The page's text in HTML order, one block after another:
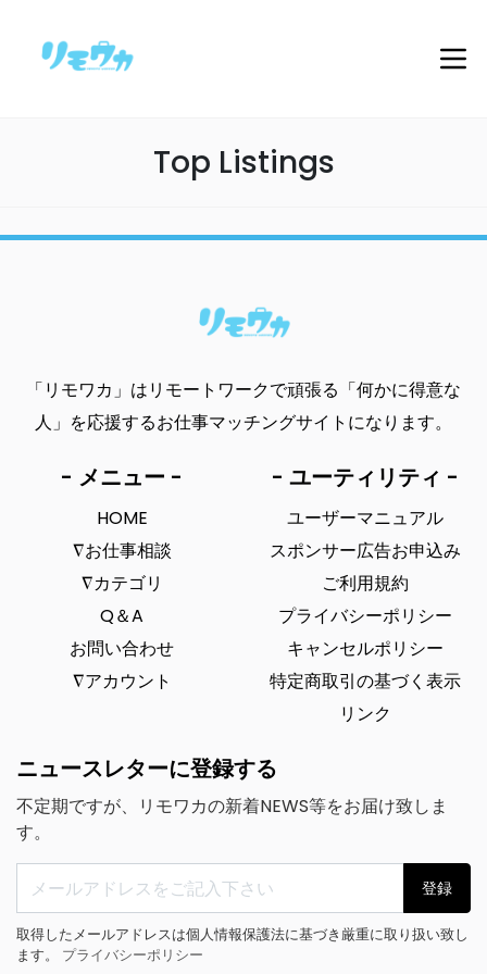
Top Listings
「リモワカ」はリモートワークで頑張る「何かに得意な
人」を応援するお仕事マッチングサイトになります。
- メニュー -
HOME
∇お仕事相談
∇カテゴリ
Q＆A
お問い合わせ
∇アカウント
- ユーティリティ -
ユーザーマニュアル
スポンサー広告お申込み
ご利用規約
プライバシーポリシー
キャンセルポリシー
特定商取引の基づく表示
リンク
ニュースレターに登録する
不定期ですが、リモワカの新着NEWS等をお届け致しま
す。
登録
取得したメールアドレスは個人情報保護法に基づき厳重に取り扱い致し
ます。 プライバシーポリシー